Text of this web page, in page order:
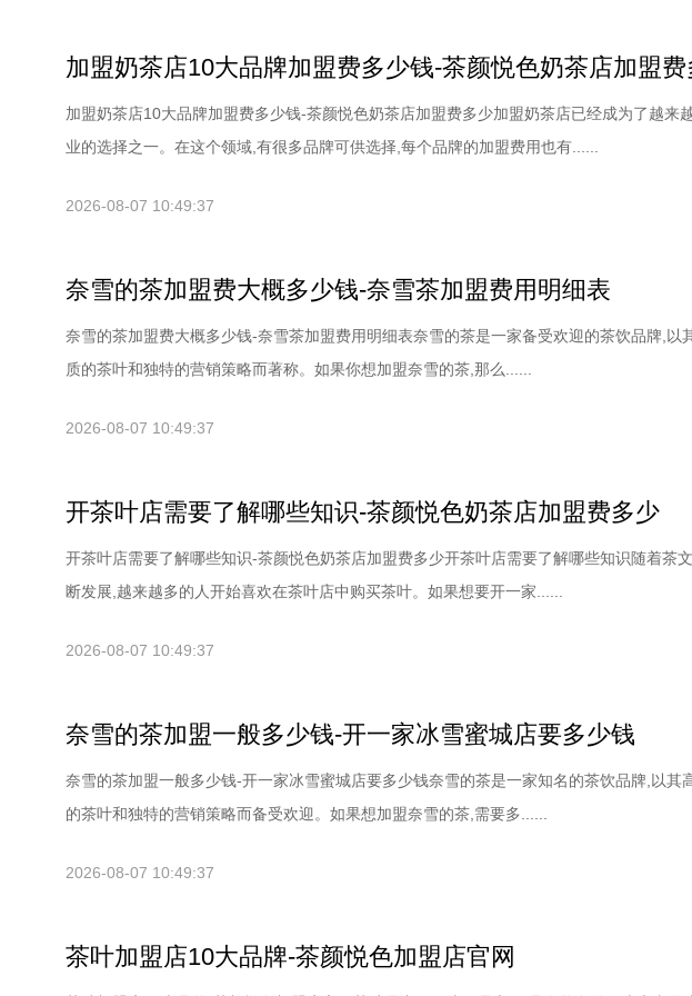
加盟奶茶店10大品牌加盟费多少钱-茶颜悦色奶茶店加盟
加盟奶茶店10大品牌加盟费多少钱-茶颜悦色奶茶店加盟费多少加盟奶茶店已经成为了越来
业的选择之一。在这个领域,有很多品牌可供选择,每个品牌的加盟费用也有......
2026-08-07 10:49:37
奈雪的茶加盟费大概多少钱-奈雪茶加盟费用明细表
奈雪的茶加盟费大概多少钱-奈雪茶加盟费用明细表奈雪的茶是一家备受欢迎的茶饮品牌,以
质的茶叶和独特的营销策略而著称。如果你想加盟奈雪的茶,那么......
2026-08-07 10:49:37
开茶叶店需要了解哪些知识-茶颜悦色奶茶店加盟费多少
开茶叶店需要了解哪些知识-茶颜悦色奶茶店加盟费多少开茶叶店需要了解哪些知识随着茶
断发展,越来越多的人开始喜欢在茶叶店中购买茶叶。如果想要开一家......
2026-08-07 10:49:37
奈雪的茶加盟一般多少钱-开一家冰雪蜜城店要多少钱
奈雪的茶加盟一般多少钱-开一家冰雪蜜城店要多少钱奈雪的茶是一家知名的茶饮品牌,以其
的茶叶和独特的营销策略而备受欢迎。如果想加盟奈雪的茶,需要多......
2026-08-07 10:49:37
茶叶加盟店10大品牌-茶颜悦色加盟店官网